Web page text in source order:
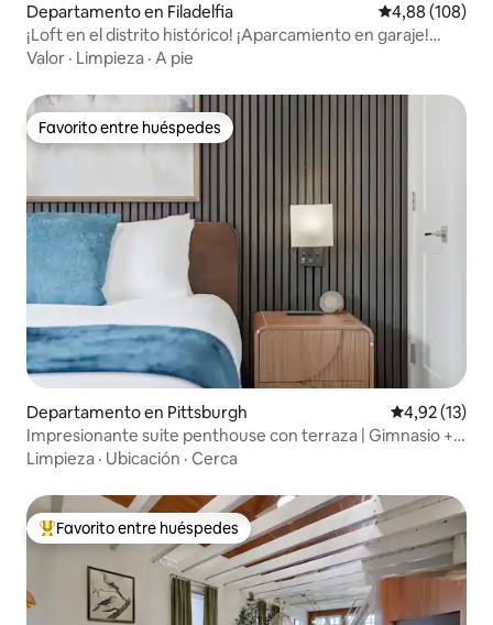
Departamento en Filadelfia Calificación
4,88 (108)
¡Loft en el distrito histórico! ¡Aparcamiento en garaje!
Capacidad para 13 personas
Valor · Limpieza · A pie
Favorito entre huéspedes
Favorito entre huéspedes
Departamento en Pittsburgh Calificación
4,92 (13)
Impresionante suite penthouse con terraza | Gimnasio +
sauna
Limpieza · Ubicación · Cerca
Favorito entre los huéspedes más destacados
Favorito entre huéspedes